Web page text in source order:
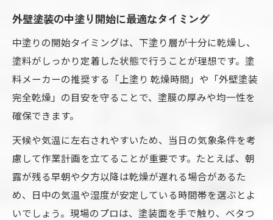
外壁塗装の中塗り開始に最適なタイミング
中塗りの開始タイミングは、下塗り層が十分に乾燥し、
塗料がしっかり定着した状態で行うことが理想です。塗
料メーカーの推奨する「上塗り 乾燥時間」や「外壁塗装
完全乾燥」の目安を守ることで、塗膜の厚みや均一性を
確保できます。
天候や気温に左右されやすいため、当日の気象条件を考
慮して作業計画を立てることが重要です。たとえば、朝
露が残る早朝や夕方以降は乾燥が遅れる場合があるた
め、日中の気温や湿度が安定している時間帯を選ぶとよ
いでしょう。現場のプロは、塗装面を手で触り、ベタつ